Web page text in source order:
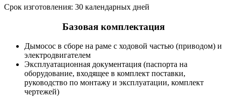
Срок изготовления: 30 календарных дней
Базовая комплектация
Дымосос в сборе на раме с ходовой частью (приводом) и
электродвигателем
Эксплуатационная документация (паспорта на
оборудование, входящее в комплект поставки,
руководство по монтажу и эксплуатации, комплект
чертежей)